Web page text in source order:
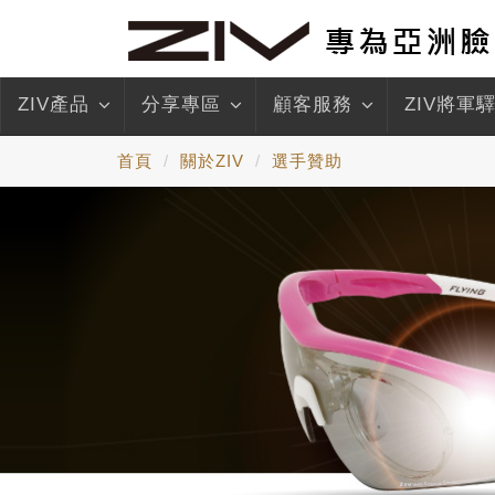
ZIV產品 分享專區 顧客服務 ZIV將軍
首頁 關於ZIV 選手贊助